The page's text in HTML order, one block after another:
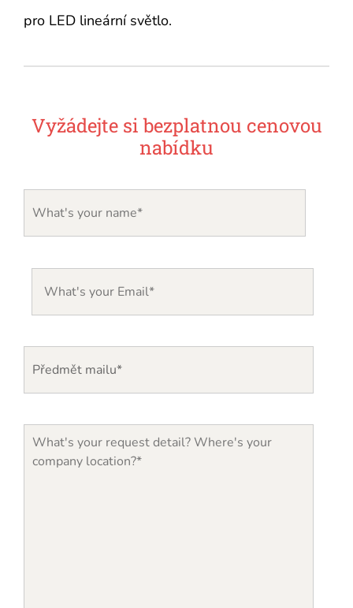
pro LED lineární světlo.
Vyžádejte si bezplatnou cenovou
nabídku